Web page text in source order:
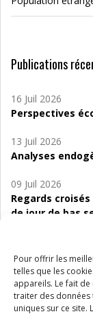
Pour offrir les
telles que les
appareils. Le fait
traiter des données
uniques sur ce site.
Publications
16 Juil 2026
Perspectives
13 Juil 2026
Analyses
09 Juil 2026
Regards
de jour de bas
06 Juil 2026
Étude